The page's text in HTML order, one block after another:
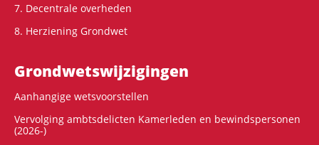
7. Decentrale overheden
8. Herziening Grondwet
Grondwets­wijzigingen
Aanhangige wetsvoorstellen
Vervolging ambtsdelicten Kamerleden en bewindspersonen
(2026-)